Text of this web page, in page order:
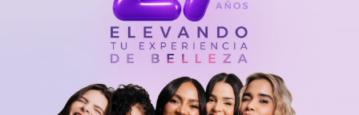
manzanilla y aciano, componente que ayudan a desinflamar y